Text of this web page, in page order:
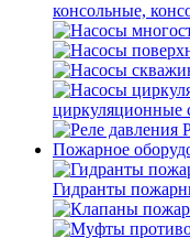
консольные,
циркуляционные
Пожарное
Гидранты